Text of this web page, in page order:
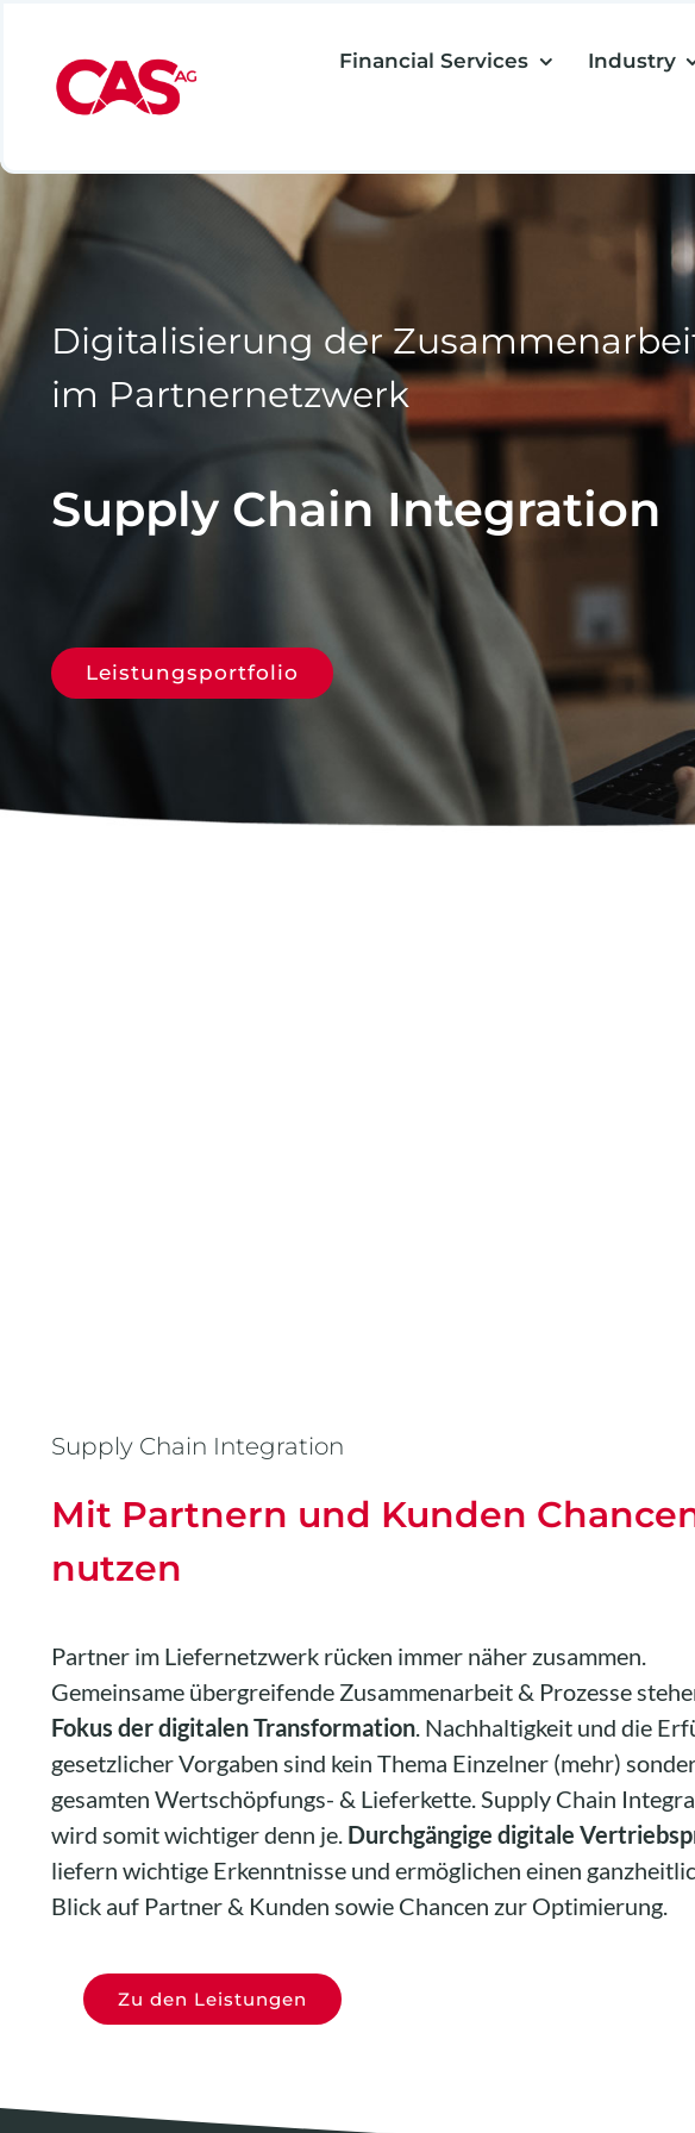
springen
Financial Services Industry
Digitalisierung der
im Partnernetzwerk
Supply Chain Integration
Leistungsportfolio
Supply Chain Integration
Mit Partnern und Kunden
nutzen
Partner im Liefernetzwerk rücken immer näher zusammen.
Gemeinsame übergreifende Zusammenarbeit & Prozesse
Fokus der digitalen Transformation. Nachhaltigkeit und die
gesetzlicher Vorgaben sind kein Thema Einzelner (mehr)
gesamten Wertschöpfungs- & Lieferkette. Supply Chain
wird somit wichtiger denn je. Durchgängige digitale
liefern wichtige Erkenntnisse und ermöglichen einen
Blick auf Partner & Kunden sowie Chancen zur Optimierung.
Zu den Leistungen